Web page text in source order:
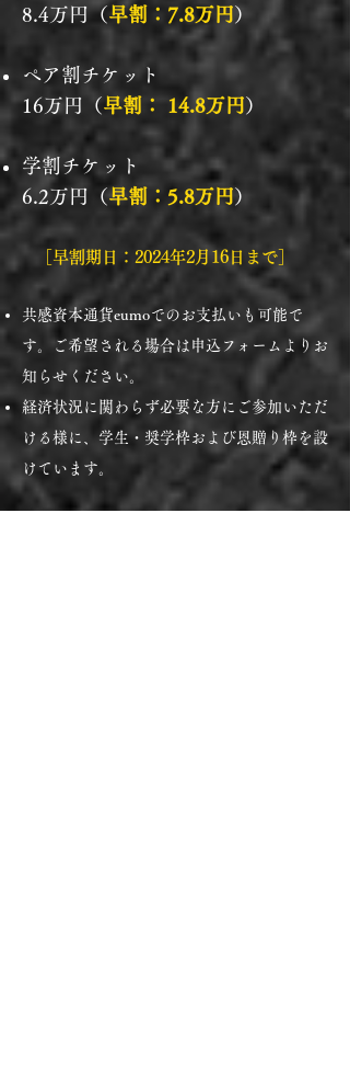
8.4万円（早割： 7.8万円）
ペア割チケット
16万円（早割： 14.8万円）
学割チケット
6.2万円（早割：5.8万円）
［早割期日：2024年2月16日まで］
共感資本通貨eumoでのお支払いも可能で
す。ご希望される場合は申込フォームよりお
知らせください。
経済状況に関わらず必要な方にご参加いただ
ける様に、学生・奨学枠および恩贈り枠を設
けています。